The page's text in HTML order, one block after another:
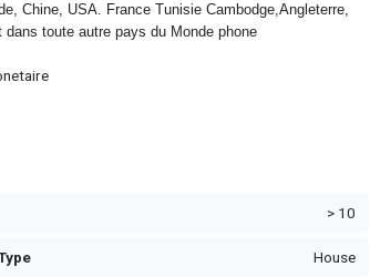
Chine, USA. France Tunisie Cambodge,Angleterre,
toute autre pays du Monde phone
> 10
House